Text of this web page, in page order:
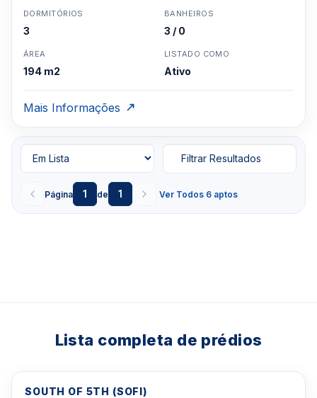
DORMITÓRIOS
3
BANHEIROS
3 / 0
ÁREA
194 m2
LISTADO COMO
Ativo
Mais Informações
Página 1 de 1 Ver Todos 6 aptos
Filtrar Resultados
Lista completa de prédios
SOUTH OF 5TH (SOFI)